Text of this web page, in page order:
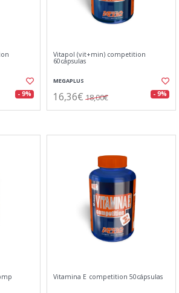
- 9%
Vitapol (vit+min) competition
60cápsulas
MEGAPLUS
16,36€ 18,00€ - 9%
Vitamina E competition 50cápsulas